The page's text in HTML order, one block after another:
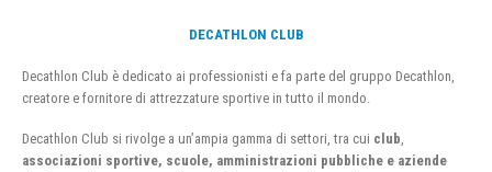
DECATHLON CLUB
Decathlon Club è dedicato ai professionisti e fa parte del gruppo Decathlon,
creatore e fornitore di attrezzature sportive in tutto il mondo.
Decathlon Club si rivolge a un’ampia gamma di settori, tra cui club
associazioni sportive, scuole, amministrazioni pubbliche e aziende